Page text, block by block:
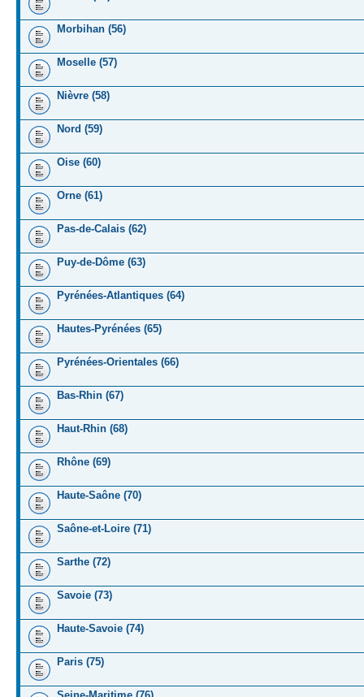
Morbihan (56)
Moselle (57)
Nièvre (58)
Nord (59)
Oise (60)
Orne (61)
Pas-de-Calais (62)
Puy-de-Dôme (63)
Pyrénées-Atlantiques (64)
Hautes-Pyrénées (65)
Pyrénées-Orientales (66)
Bas-Rhin (67)
Haut-Rhin (68)
Rhône (69)
Haute-Saône (70)
Saône-et-Loire (71)
Sarthe (72)
Savoie (73)
Haute-Savoie (74)
Paris (75)
Seine-Maritime (76)